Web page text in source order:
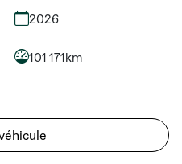
2026
101 171km